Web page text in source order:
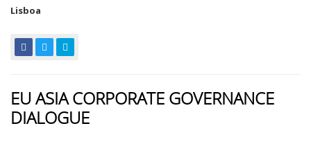
Lisboa
EU ASIA CORPORATE GOVERNANCE
DIALOGUE